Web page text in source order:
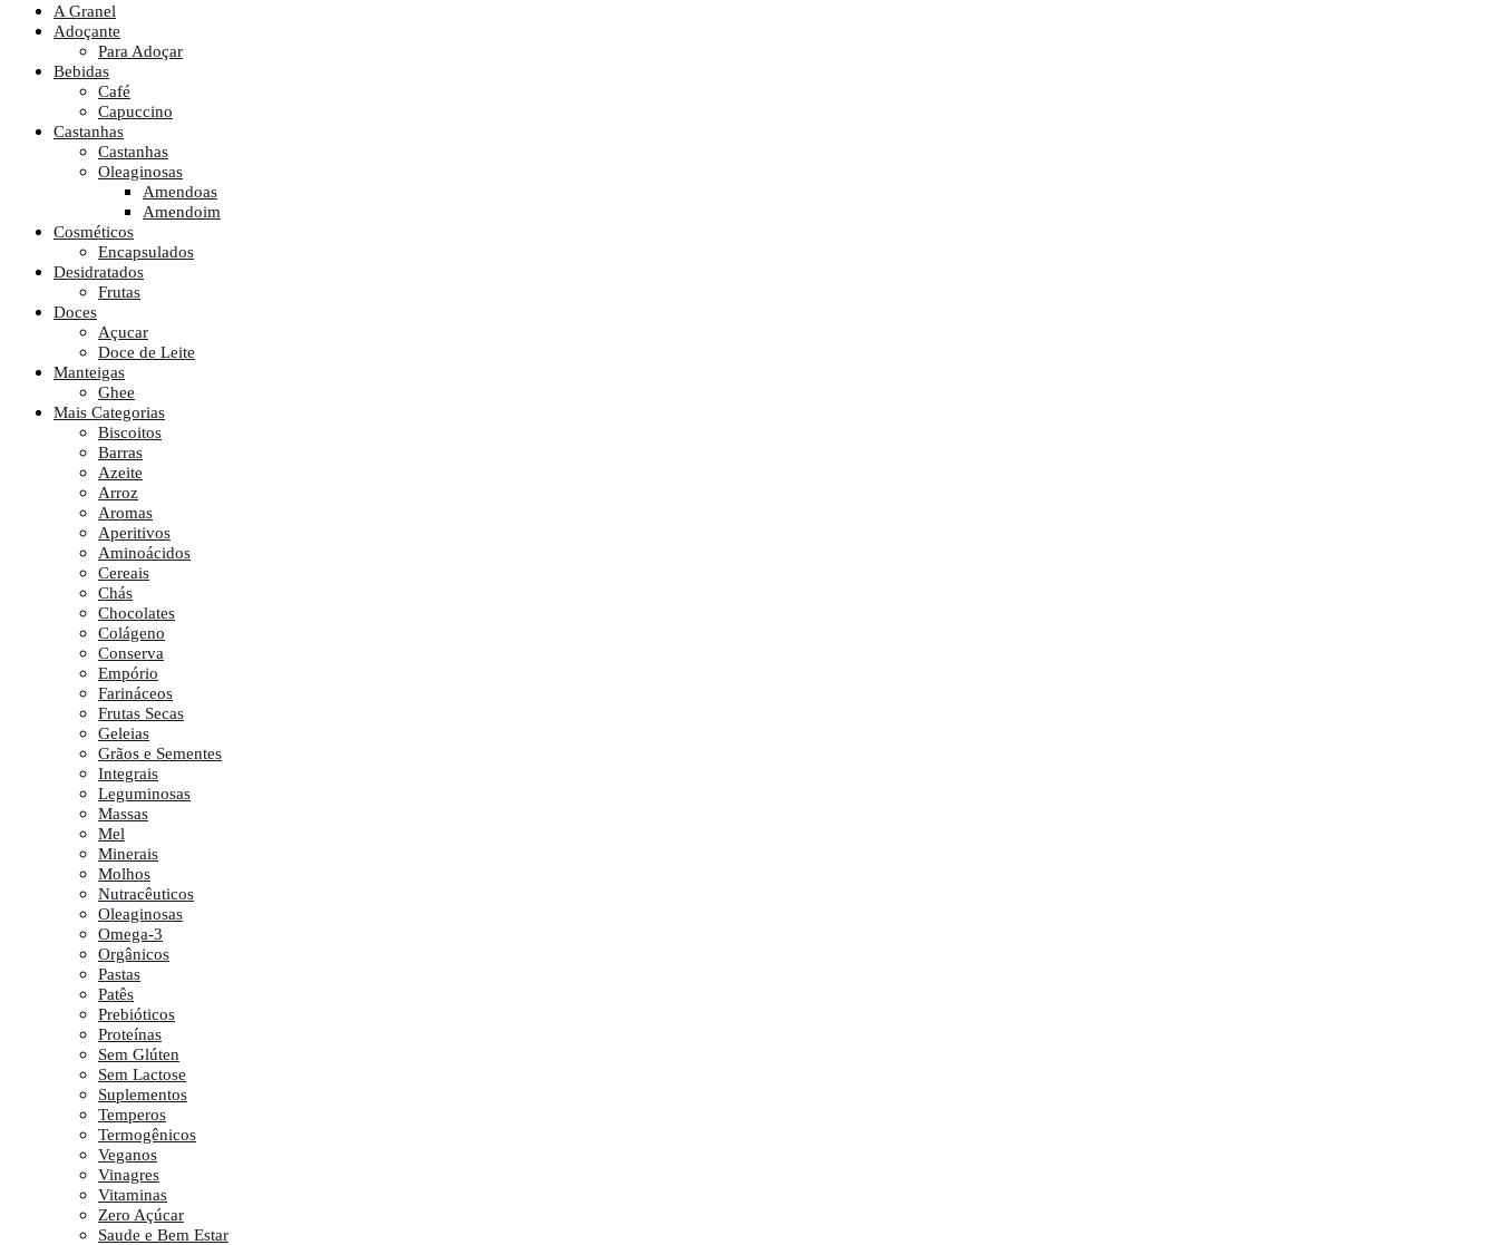
A Granel
Adoçante
Para Adoçar
Bebidas
Café
Capuccino
Castanhas
Castanhas
Oleaginosas
Amendoas
Amendoim
Cosméticos
Encapsulados
Desidratados
Frutas
Doces
Açucar
Doce de Leite
Manteigas
Ghee
Mais Categorias
Biscoitos
Barras
Azeite
Arroz
Aromas
Aperitivos
Aminoácidos
Cereais
Chás
Chocolates
Colágeno
Conserva
Empório
Farináceos
Frutas Secas
Geleias
Grãos e Sementes
Integrais
Leguminosas
Massas
Mel
Minerais
Molhos
Nutracêuticos
Oleaginosas
Omega-3
Orgânicos
Pastas
Patês
Prebióticos
Proteínas
Sem Glúten
Sem Lactose
Suplementos
Temperos
Termogênicos
Veganos
Vinagres
Vitaminas
Zero Açúcar
Saude e Bem Estar